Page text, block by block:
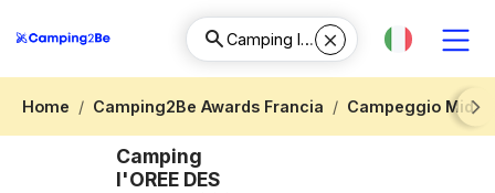
Home Camping2Be Awards Francia
Campeggio Midi-
Next
Camping
l'OREE DES